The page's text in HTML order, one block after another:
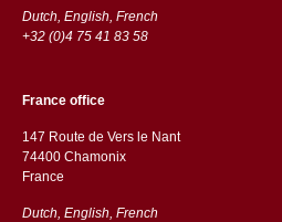
Dutch, English, French
+32 (0)4 75 41 83 58
France office
147 Route de Vers le Nant
74400 Chamonix
France
Dutch, English, French